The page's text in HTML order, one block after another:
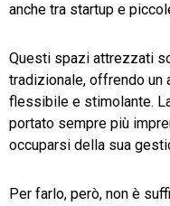
anche tra startup e
Questi spazi attrezzati
tradizionale, offrendo un
flessibile e stimolante.
portato sempre più
occuparsi della sua
Per farlo, però, non è